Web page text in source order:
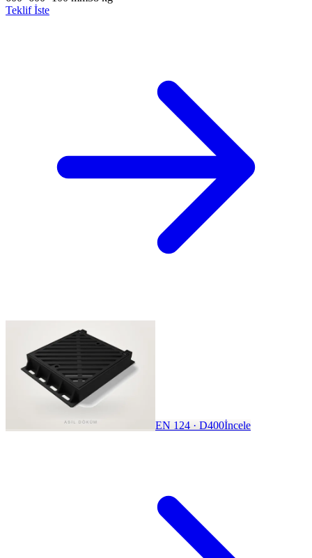
Teklif İste
EN 124 · D400İncele